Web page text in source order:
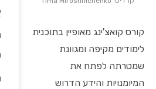
קורס קואצ'ינג מאופיין בתוכנית
לימודים מקיפה ומגוונת
שמטרתה לפתח את
המיומנויות והידע הדרוש